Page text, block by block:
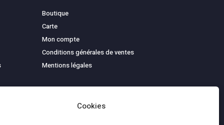
Cookies
Boutique
Carte
Mon compte
Conditions générales de ventes
Mentions légales